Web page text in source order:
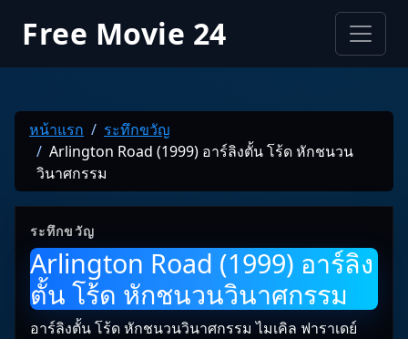
Free Movie 24
หน้าแรก
ระทึกขวัญ
Arlington Road (1999) อาร์ลิงตั้น โร้ด หักชนวน
วินาศกรรม
ระทึกขวัญ
Arlington Road (1999) อาร์ลิง
ตั้น โร้ด หักชนวนวินาศกรรม
อาร์ลิงตั้น โร้ด หักชนวนวินาศกรรม ไมเคิล ฟาราเดย์